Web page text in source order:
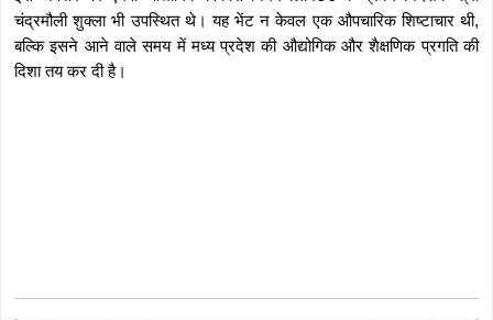
चंद्रमौली शुक्ला भी उपस्थित थे। यह भेंट न केवल एक औपचारिक शिष्टाचार थी,
बल्कि इसने आने वाले समय में मध्य प्रदेश की औद्योगिक और शैक्षणिक प्रगति की
दिशा तय कर दी है।